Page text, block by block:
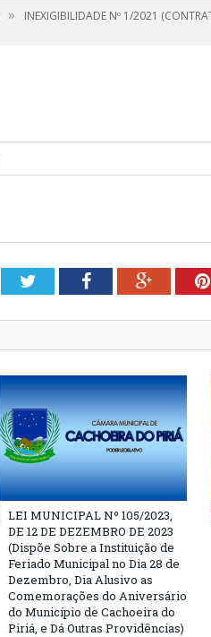
» INEXIGIBILIDADE Nº 1/2021
TwitterFacebookGoogle+
LEI MUNICIPAL Nº 105/2023,
DE 12 DE DEZEMBRO DE 2023
(Dispõe Sobre a Instituição de
Feriado Municipal no Dia 28 de
Dezembro, Dia Alusivo as
Comemorações do Aniversário
do Município de Cachoeira do
Piriá, e Dá Outras Providências)